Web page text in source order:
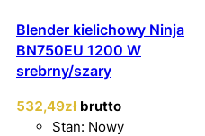
Blender kielichowy Ninja
BN750EU 1200 W
srebrny/szary
532,49zł brutto
Stan: Nowy